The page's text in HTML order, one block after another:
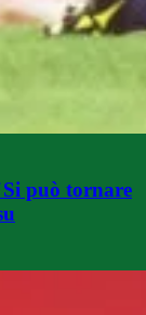
può tornare